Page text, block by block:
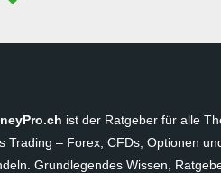
ist der Ratgeber für alle
Trading – Forex, CFDs, Optionen
Grundlegendes Wissen,